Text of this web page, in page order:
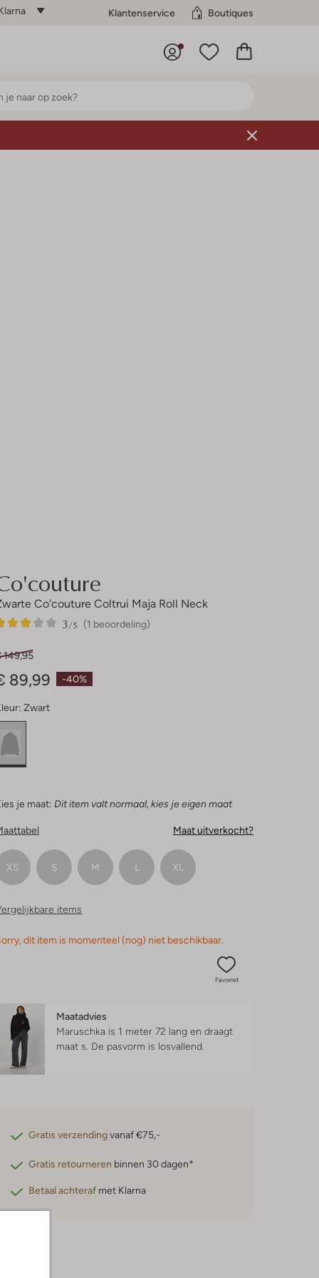
Klantenservice Boutiques
Co'couture Coltrui Maja Roll Neck
(1 beoordeling)
3/5
-40%
149,95
89,99
Zwart
je maat: Dit item valt normaal, kies je eigen maat
Maat uitverkocht?
XS S M L XL
items
dit item is momenteel (nog) niet beschikbaar.
Favoriet
Maatadvies
Maruschka is 1 meter 72 lang en draagt
maat s. De pasvorm is losvallend
Gratis verzendingvanaf €75,-
Gratis retourneren binnen 30 dagen*
Betaal achteraf met Klarna